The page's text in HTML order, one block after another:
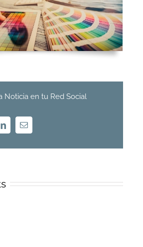
Noticia en tu Red Social
LinkedinEmail